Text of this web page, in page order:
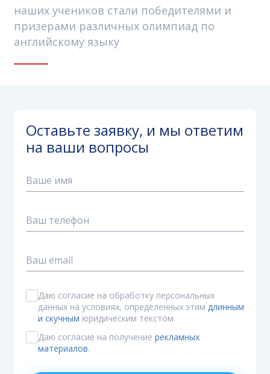
наших учеников стали победителями и
призерами различных олимпиад по
английскому языку
Оставьте заявку, и мы ответим
на ваши вопросы
Даю согласие на обработку персональных
данных на условиях, определенных этим длинным
и скучным юридическим текстом.
Даю согласие на получение рекламных
материалов.